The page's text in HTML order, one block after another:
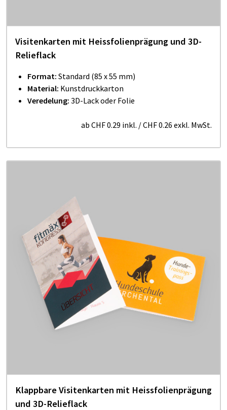
Visitenkarten mit Heissfolienprägung und 3D-
Relieflack
Format: Standard (85 x 55 mm)
Material: Kunstdruckkarton
Veredelung: 3D-Lack oder Folie
ab CHF 0.29 inkl. /CHF 0.26 exkl. MwSt.
Klappbare Visitenkarten mit Heissfolienprägung
und 3D-Relieflack